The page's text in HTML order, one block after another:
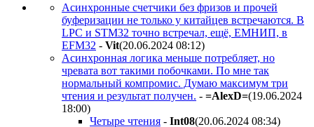
Асинхронные счетчики без фризов и прочей
буферизации не только у китайцев встречаются. В
LPC и STM32 точно встречал, ещё, ЕМНИП, в
EFM32 - Vit(20.06.2024 08:12)
Асинхронная логика меньше потребляет, но
чревата вот такими побочками. По мне так
нормальный компромис. Думаю максимум три
чтения и результат получен. - =AlexD=(19.06.2024
18:00)
Четыре чтения - Int08(20.06.2024 08:34)